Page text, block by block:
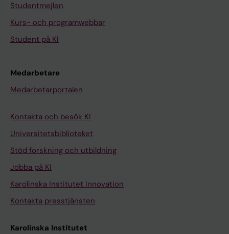
Studentmejlen
Kurs- och programwebbar
Student på KI
Medarbetare
Medarbetarportalen
Kontakta och besök KI
Universitetsbiblioteket
Stöd forskning och utbildning
Jobba på KI
Karolinska Institutet Innovation
Kontakta presstjänsten
Karolinska Institutet